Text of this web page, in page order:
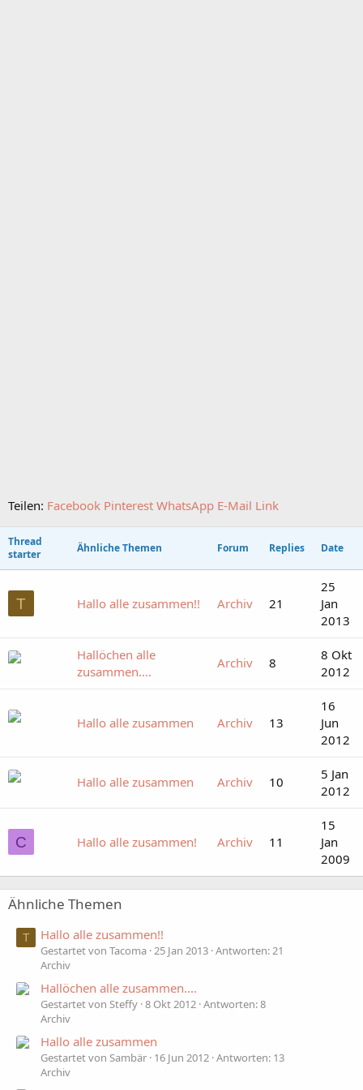
Teilen: Facebook Pinterest WhatsApp E-Mail Link
Thread
starter
Ähnliche Themen Forum Replies Date
T Hallo alle zusammen!! Archiv 21
25
Jan
2013
Hallöchen alle
zusammen....
Archiv 8
8 Okt
2012
Hallo alle zusammen Archiv 13
16
Jun
2012
Hallo alle zusammen Archiv 10
5 Jan
2012
C Hallo alle zusammen! Archiv 11
15
Jan
2009
Ähnliche Themen
T Hallo alle zusammen!!
Gestartet von Tacoma 25 Jan 2013 Antworten: 21
Archiv
Hallöchen alle zusammen....
Gestartet von Steffy 8 Okt 2012 Antworten: 8
Archiv
Hallo alle zusammen
Gestartet von Sambär 16 Jun 2012 Antworten: 13
Archiv